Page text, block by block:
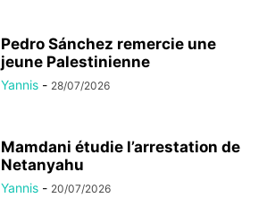
Pedro Sánchez remercie une
jeune Palestinienne
Yannis - 28/07/2026
Mamdani étudie l’arrestation de
Netanyahu
Yannis - 20/07/2026